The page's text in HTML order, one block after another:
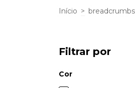
Início >
Filtrar por
Cor